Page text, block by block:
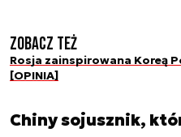
Zobacz też
Rosja zainspirowana Koreą
[OPINIA]
Chiny sojusznik,